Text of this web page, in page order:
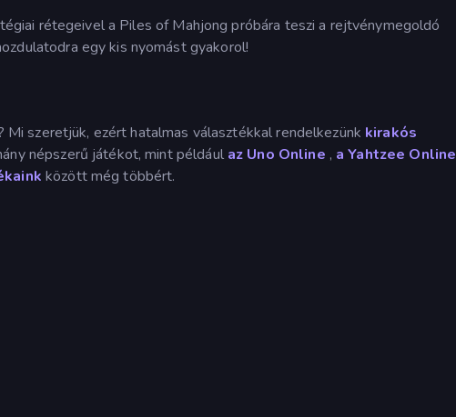
rétegeivel a Piles of Mahjong próbára teszi a rejtvénymegoldó
egy kis nyomást gyakorol!
szeretjük, ezért hatalmas választékkal rendelkezünk kirakós
népszerű játékot, mint például az Uno Online , a Yahtzee Online
között még többért.